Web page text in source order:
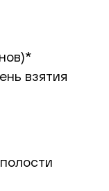
взятия